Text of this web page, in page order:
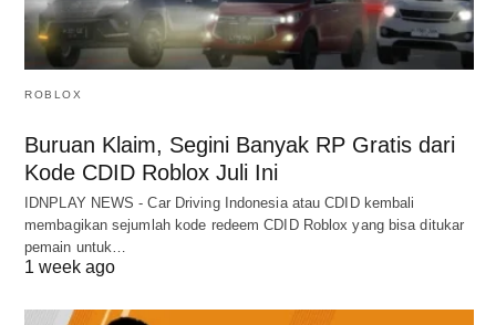
ROBLOX
Buruan Klaim, Segini Banyak RP Gratis dari
Kode CDID Roblox Juli Ini
IDNPLAY NEWS - Car Driving Indonesia atau CDID kembali
membagikan sejumlah kode redeem CDID Roblox yang bisa ditukar
pemain untuk…
1 week ago